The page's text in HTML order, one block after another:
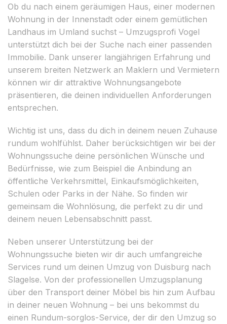
Ob du nach einem geräumigen Haus, einer modernen
Wohnung in der Innenstadt oder einem gemütlichen
Landhaus im Umland suchst – Umzugsprofi Vogel
unterstützt dich bei der Suche nach einer passenden
Immobilie. Dank unserer langjährigen Erfahrung und
unserem breiten Netzwerk an Maklern und Vermietern
können wir dir attraktive Wohnungsangebote
präsentieren, die deinen individuellen Anforderungen
entsprechen.
Wichtig ist uns, dass du dich in deinem neuen Zuhause
rundum wohlfühlst. Daher berücksichtigen wir bei der
Wohnungssuche deine persönlichen Wünsche und
Bedürfnisse, wie zum Beispiel die Anbindung an
öffentliche Verkehrsmittel, Einkaufsmöglichkeiten,
Schulen oder Parks in der Nähe. So finden wir
gemeinsam die Wohnlösung, die perfekt zu dir und
deinem neuen Lebensabschnitt passt.
Neben unserer Unterstützung bei der
Wohnungssuche bieten wir dir auch umfangreiche
Services rund um deinen Umzug von Duisburg nach
Slagelse. Von der professionellen Umzugsplanung
über den Transport deiner Möbel bis hin zum Aufbau
in deiner neuen Wohnung – bei uns bekommst du
einen Rundum-sorglos-Service, der dir den Umzug so